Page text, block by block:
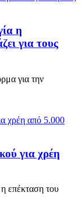
η
για τους
για την
για χρέη
επέκταση του